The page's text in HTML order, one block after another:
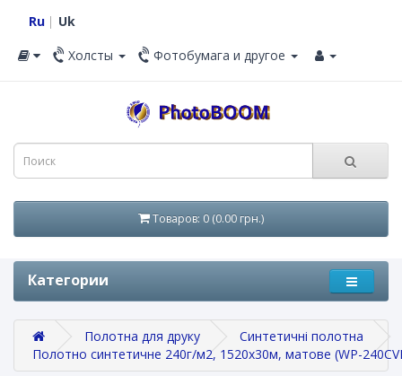
Ru
Uk
Холсты
Фотобумага и другое
Товаров: 0 (0.00 грн.)
Категории
Полотна для друку
Синтетичні полотна
Полотно синтетичне 240г/м2, 1520х30м, матове (WP-